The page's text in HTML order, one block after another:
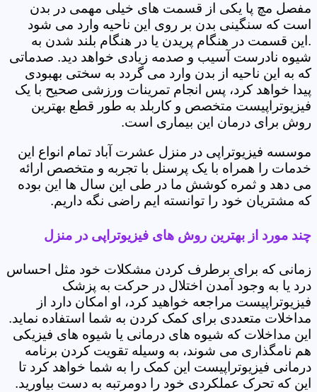
مفصل مچ پا یکی از قسمت های خیلی مهمی در بدن
است که سنگینی بدن بر روی این ناحیه وارد می شود
.این قسمت در هنگام پریدن یا در هنگام بلند شدن به
شیوه نادرست آسیب و صدمه زیادی خواهد دید. صدماتی
که به این ناحیه از بدن وارد می گردد به سختی بهبودی
پیدا خواهد کرد، پس انجام تمرینات ورزشی صحیح با یک
فیزیوتراپیست متخصص و کاربلد به طور قطع بهترین
روش برای درمان این بیماری است.
موسسه فیزیوتراپی در منزل عشرت آباد تمام انواع این
خدمات را همراه با یک پرسنل با تجربه و متخصص ارائه
می دهد و ثمره کوشش ما در طی این سال ها این بوده
که مشتریان خود را توانسته ایم راضی نگه داریم.
چند مورد از بهترین روش های فیزیوتراپی در منزل
زمانی که برای برطرف کردن مشکلات خود مثل احساس
درد یا به وجود آمدن اختلال در حرکت به پزشک
فیزیوتراپیست مراجعه خواهید کرد، او امکان دارد از
مداخلات متعددی برای کمک کردن به شما استفاده نماید.
این مداخلات که شیوه های درمانی یا شیوه های فیزیکی
هم نامگذاری می شوند، به وسیله تقویت کردن برنامه
درمانی فیزیوتراپیست این کمک را به شما خواهد کرد تا
این که تحرک عملکردی خود را دومرتبه به دست بیاورید.